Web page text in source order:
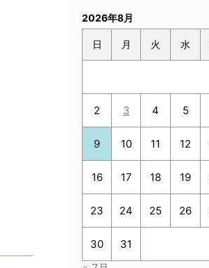
2026年8月
日 月 火 水
2 3 4 5
9 10 11 12
16 17 18 19
23 24 25 26
30 31